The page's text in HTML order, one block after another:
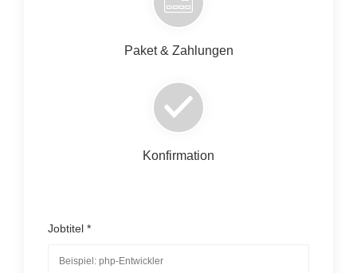
Paket & Zahlungen
Konfirmation
Jobtitel *